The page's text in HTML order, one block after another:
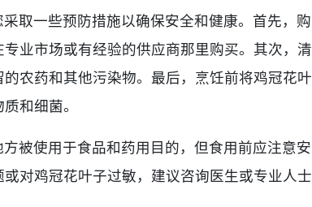
取一些预防措施以确保安全和健康。首先，购
业市场或有经验的供应商那里购买。其次，清
农药和其他污染物。最后，烹饪前将鸡冠花叶
和细菌。
被使用于食品和药用目的，但食用前应注意安
对鸡冠花叶子过敏，建议咨询医生或专业人士